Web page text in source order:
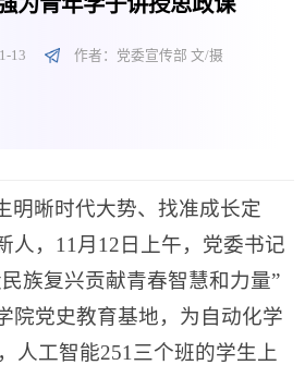
为青年学子讲授思政课
13 作者：党委宣传部 文/摄
明晰时代大势、找准成长定
人，11月12日上午，党委书记
族复兴贡献青春智慧和力量”
院党史教育基地，为自动化学
人工智能251三个班的学生上